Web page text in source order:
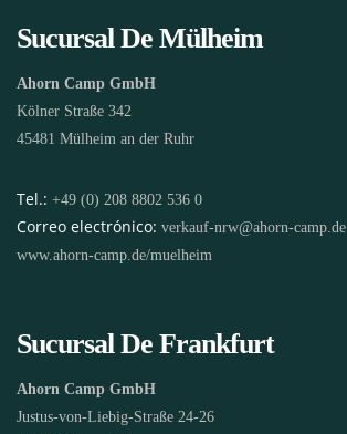
Sucursal De Mülheim
Ahorn Camp GmbH
Kölner Straße 342
45481 Mülheim an der Ruhr
Tel.: +49 (0) 208 8802 536 0
Correo electrónico: verkauf-nrw@ahorn-camp.de
www.ahorn-camp.de/muelheim
Sucursal De Frankfurt
Ahorn Camp GmbH
Justus-von-Liebig-Straße 24-26